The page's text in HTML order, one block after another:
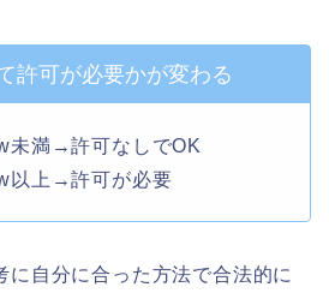
許可が必要かが変わる
未満→許可なしでOK
以上→許可が必要
に自分に合った方法で合法的に